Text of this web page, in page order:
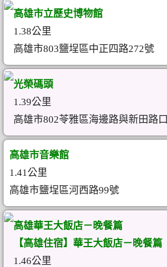
高雄市立歷史博物館
1.38公里
高雄市803鹽埕區中正四路272號
光榮碼頭
1.39公里
高雄市802苓雅區海邊路與新田路口
高雄市音樂館
1.41公里
高雄市鹽埕區河西路99號
高雄華王大飯店－晚餐篇
【高雄住宿】華王大飯店－晚餐篇
1.46公里